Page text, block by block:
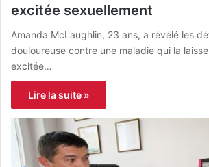
excitée sexuellement
Amanda McLaughlin, 23 ans, a révélé les
douloureuse contre une maladie qui la
excitée…
Lire la suite »